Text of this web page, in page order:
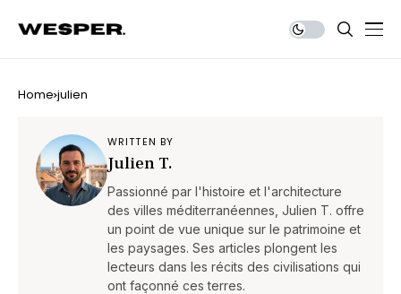
Home julien
WRITTEN BY
Julien T.
Passionné par l'histoire et l'architecture
des villes méditerranéennes, Julien T. offre
un point de vue unique sur le patrimoine et
les paysages. Ses articles plongent les
lecteurs dans les récits des civilisations qui
ont façonné ces terres.